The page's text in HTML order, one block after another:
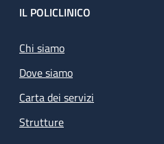
Footer
IL POLICLINICO
Chi siamo
Dove siamo
Carta dei servizi
Strutture